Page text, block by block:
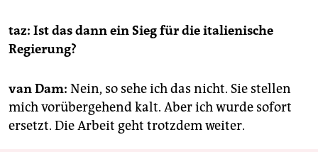
taz: Ist das dann ein Sieg für die italienische
Regierung?
van Dam: Nein, so sehe ich das nicht. Sie stellen
mich vorübergehend kalt. Aber ich wurde sofort
ersetzt. Die Arbeit geht trotzdem weiter.